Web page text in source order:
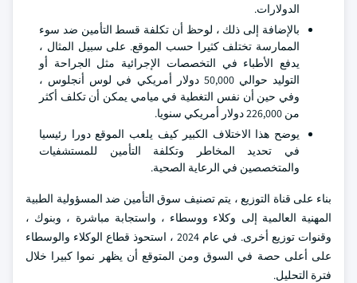
الدولارات.
بالإضافة إلى ذلك ، لوحظ أن تكلفة قسط التأمين ضد سوء
الممارسة تختلف كثيرا حسب الموقع. على سبيل المثال ،
يدفع الأطباء في التخصصات الإجرائية مثل الجراحة أو
التوليد حوالي 50,000 دولار أمريكي في لوس أنجلوس ،
وفي حين أن نفس التغطية في ميامي يمكن أن تكلف أكثر
من 226,000 دولار أمريكي سنويا.
يوضح هذا الاختلاف الكبير كيف يلعب الموقع دورا رئيسيا
في تحديد المخاطر وتكلفة التأمين للمستشفيات
والمتخصصين في الرعاية الصحية.
بناء على قناة التوزيع ، يتم تصنيف سوق التأمين ضد المسؤولية الطبية
المهنية العالمية إلى وكلاء ووسطاء ، واستجابة مباشرة ، وبنوك ،
وقنوات توزيع أخرى. في عام 2024 ، استحوذ قطاع الوكلاء والوسطاء
على أعلى حصة في السوق ومن المتوقع أن يظهر نموا كبيرا خلال
فترة التحليل.